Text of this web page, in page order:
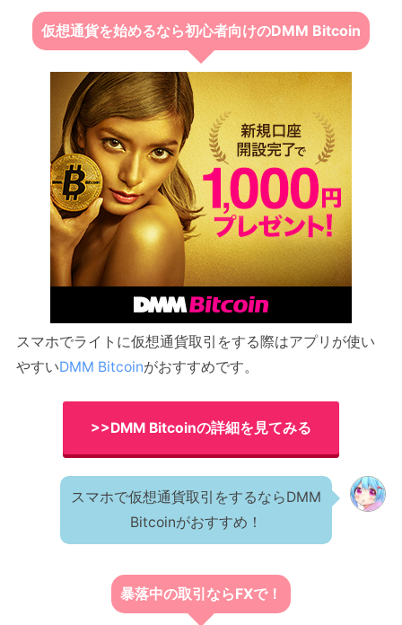
仮想通貨を始めるなら初心者向けのDMM Bitcoin
スマホでライトに仮想通貨取引をする際はアプリが使い
やすいDMM Bitcoinがおすすめです。
>>DMM Bitcoinの詳細を見てみる
スマホで仮想通貨取引をするならDMM
Bitcoinがおすすめ！
暴落中の取引ならFXで！